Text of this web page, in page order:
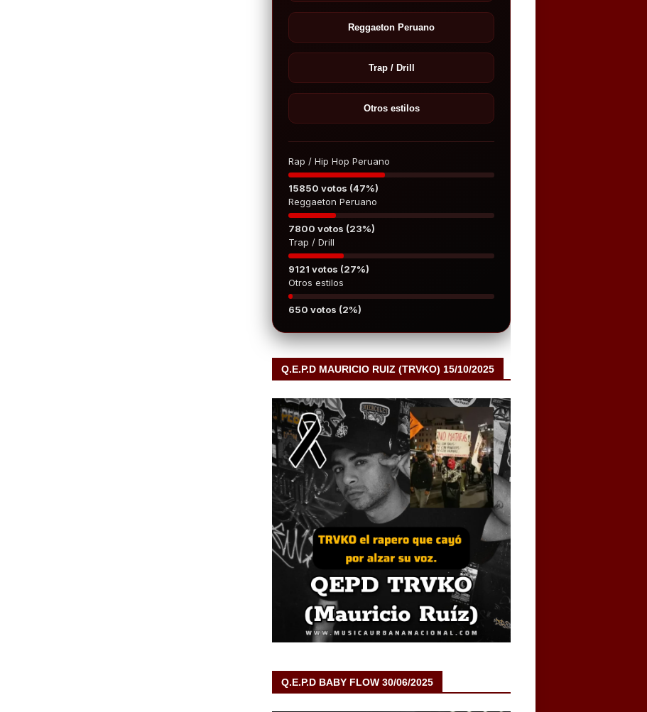
Reggaeton Peruano
Trap / Drill
Otros estilos
Rap / Hip Hop Peruano
15850 votos (47%)
Reggaeton Peruano
7800 votos (23%)
Trap / Drill
9121 votos (27%)
Otros estilos
650 votos (2%)
Q.E.P.D MAURICIO RUIZ (TRVKO) 15/10/2025
Q.E.P.D BABY FLOW 30/06/2025